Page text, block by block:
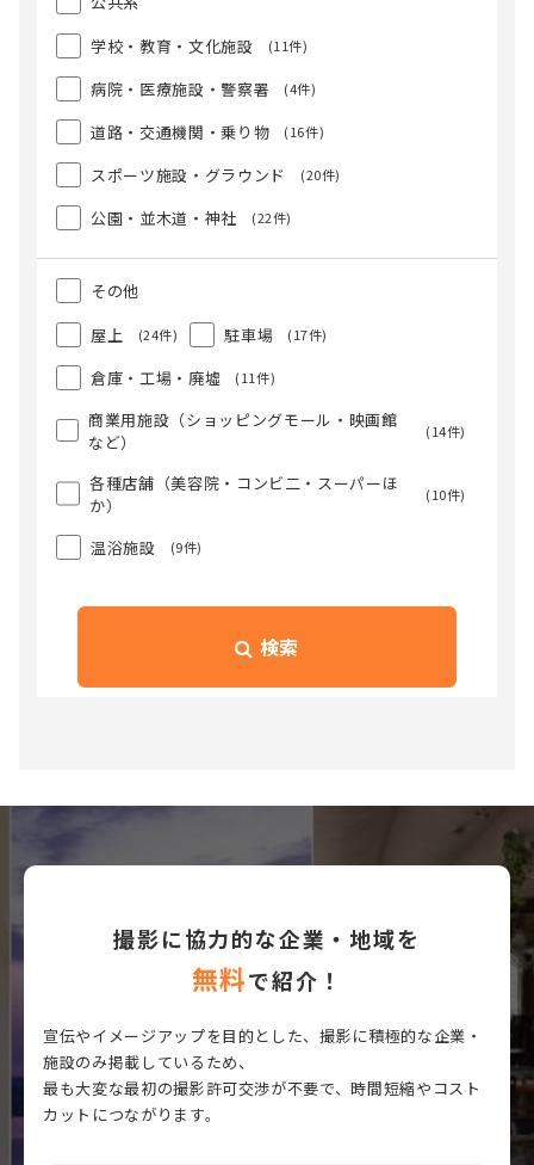
学校・教育・文化施設
(11件)
病院・医療施設・警察署 (4件)
道路・交通機関・乗り物 (16件)
スポーツ施設・グラウンド (20件)
公園・並木道・神社 (22件)
その他
屋上
(24件) 駐車場 (17件)
倉庫・工場・廃墟 (11件)
商業用施設（ショッピングモール・映画館
など）
(14件)
各種店舗（美容院・コンビ二・スーパーほ
か）
(10件)
温浴施設 (9件)
検索
撮影に協力的な企業・地域を
無料で紹介！
宣伝やイメージアップを目的とした、撮影に積極的な企業・
施設のみ掲載しているため、
最も大変な最初の撮影許可交渉が不要で、時間短縮やコスト
カットにつながります。